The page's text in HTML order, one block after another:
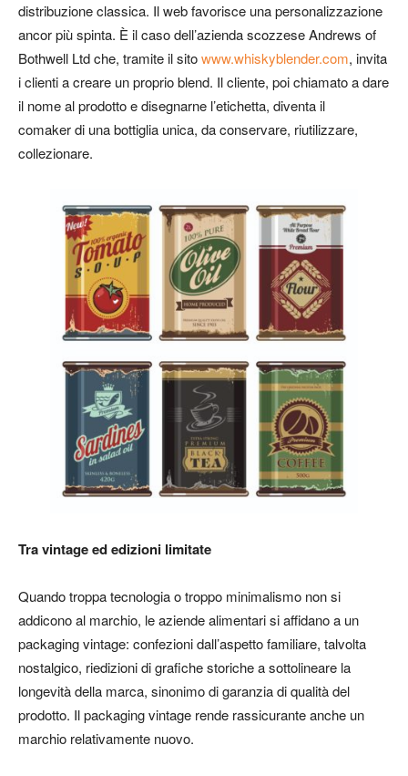
distribuzione classica. Il web favorisce una personalizzazione
ancor più spinta. È il caso dell’azienda scozzese Andrews of
Bothwell Ltd che, tramite il sitowww.whiskyblender.com, invita
i clienti a creare un proprio blend. Il cliente, poi chiamato a dare
il nome al prodotto e disegnarne l’etichetta, diventa il
comakerdi una bottiglia unica, da conservare, riutilizzare,
collezionare.
Tra vintage ed edizioni limitate
Quando troppa tecnologia o troppo minimalismo non si
addicono al marchio, le aziende alimentari si affidano a un
packaging vintage: confezioni dall’aspetto familiare, talvolta
nostalgico, riedizioni di grafiche storiche a sottolineare la
longevità della marca, sinonimo di garanzia di qualità del
prodotto. Il packaging vintage rende rassicurante anche un
marchio relativamente nuovo.